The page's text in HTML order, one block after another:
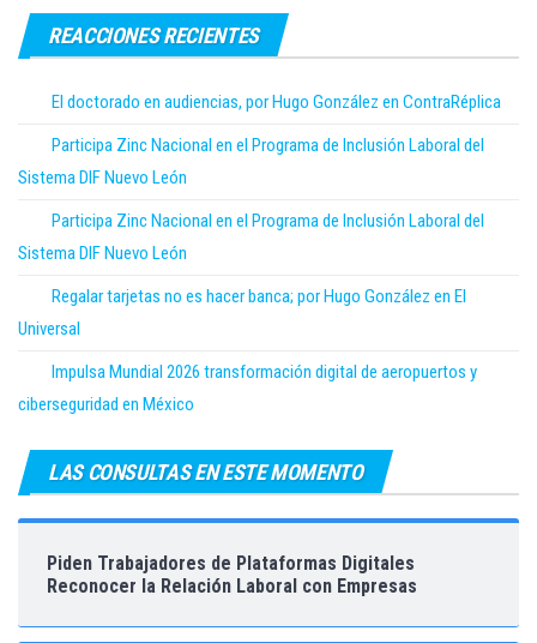
REACCIONES RECIENTES
El doctorado en audiencias, por Hugo González en ContraRéplica
Participa Zinc Nacional en el Programa de Inclusión Laboral del
Sistema DIF Nuevo León
Participa Zinc Nacional en el Programa de Inclusión Laboral del
Sistema DIF Nuevo León
Regalar tarjetas no es hacer banca; por Hugo González en El
Universal
Impulsa Mundial 2026 transformación digital de aeropuertos y
ciberseguridad en México
LAS CONSULTAS EN ESTE MOMENTO
Piden Trabajadores de Plataformas Digitales
Reconocer la Relación Laboral con Empresas